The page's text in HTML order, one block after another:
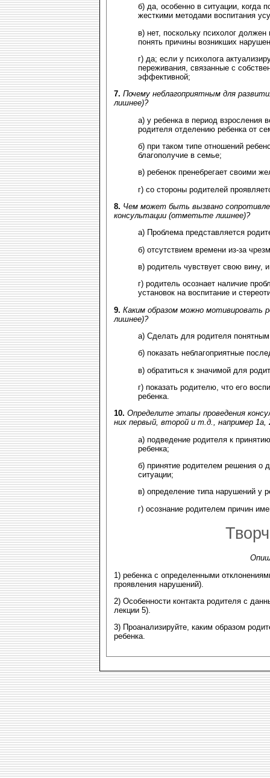
б) да, особенно в ситуации, когда
жесткими методами воспитания
в) нет, поскольку психолог
понять причины возникших
г) да; если у психолога
переживания, связанные с
эффективной;
7. Почему неблагоприятным для
лишнее)?
а) у ребенка в период взросления
родителя отделению ребенка от
б) при таком типе отношений
благополучие в семье;
в) ребенок пренебрегает своими
г) со стороны родителей
8. Чем может быть вызвано
консультации (отметьте лишнее)?
а) Проблема представляется
б) отсутствием времени из-за
в) родитель чувствует свою вину,
г) родитель осознает наличие
установок на воспитание и
9. Каким образом можно мотивировать
лишнее)?
а) Сделать для родителя
б) показать неблагоприятные
в) обратиться к значимой для
г) показать родителю, что его
ребенка.
10. Определите этапы проведения
них первый, второй и т.д., например 1а,
а) подведение родителя к
ребенка;
б) принятие родителем решения о
ситуации;
в) определение типа нарушений у
г) осознание родителем причин
1) ребенка с определенными
проявления нарушений).
2) Особенности контакта родителя с
лекции 5).
3) Проанализируйте, каким образом
ребенка.